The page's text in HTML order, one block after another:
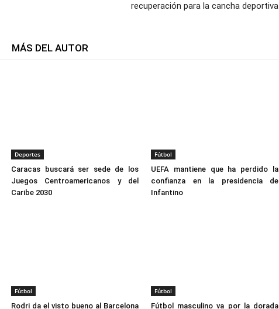
recuperación para la cancha deportiva
MÁS DEL AUTOR
Deportes
Caracas buscará ser sede de los
Juegos Centroamericanos y del
Caribe 2030
Fútbol
UEFA mantiene que ha perdido la
confianza en la presidencia de
Infantino
Fútbol
Rodri da el visto bueno al Barcelona
Fútbol
Fútbol masculino va por la dorada